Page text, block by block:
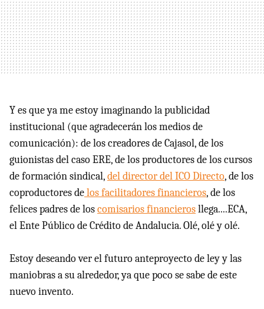
Y es que ya me estoy imaginando la publicidad
institucional (que agradecerán los medios de
comunicación): de los creadores de Cajasol, de los
guionistas del caso ERE, de los productores de los cursos
de formación sindical,del director del ICO Directo, de los
coproductores delos facilitadores financieros, de los
felices padres de loscomisarios financierosllega....ECA,
el Ente Público de Crédito de Andalucia. Olé, olé y olé.
Estoy deseando ver el futuro anteproyecto de ley y las
maniobras a su alrededor, ya que poco se sabe de este
nuevo invento.